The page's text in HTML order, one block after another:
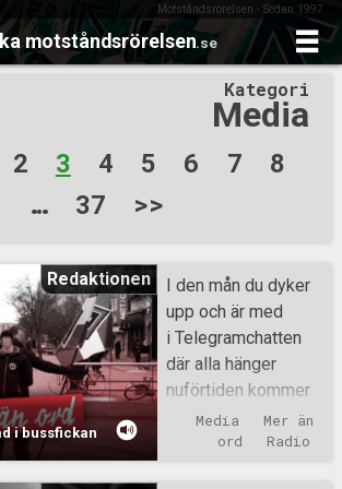
Motståndsrörelsen - Sedan 1997
motståndsrörelsen.se
Kategori
Media
2 3 4 5 6 7
8
…
37 >>
i bussfickan
Redaktionen
I den mån du dyker
upp och är med
i Telegramchatten
där alla hänger
nuförtiden kommer
du få ta del av
avsnittet au naturel,
Media
Mer än
ord
Radio